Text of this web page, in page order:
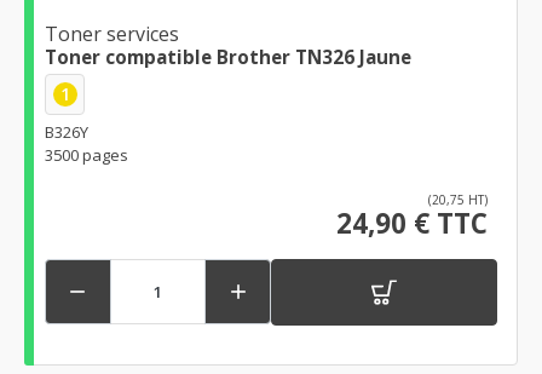
Toner services
Toner compatible Brother TN326 Jaune
1
B326Y
3500 pages
(20,75 HT)
24,90 € TTC
 